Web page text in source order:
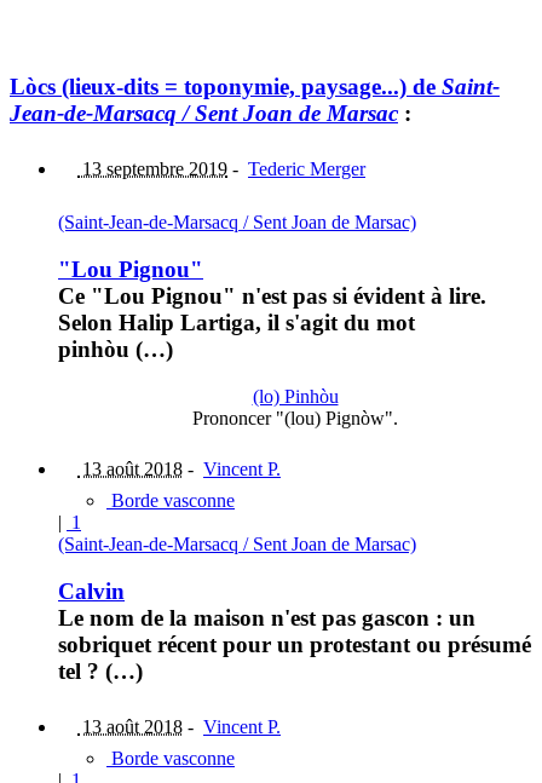
Lòcs (lieux-dits = toponymie, paysage...) de Saint-
Jean-de-Marsacq / Sent Joan de Marsac :
13 septembre 2019 - Tederic Merger
(Saint-Jean-de-Marsacq / Sent Joan de Marsac)
"Lou Pignou"
Ce "Lou Pignou" n'est pas si évident à lire.
Selon Halip Lartiga, il s'agit du mot
pinhòu (…)
(lo) Pinhòu
Prononcer "(lou) Pignòw".
13 août 2018 - Vincent P.
Borde vasconne
| 1
(Saint-Jean-de-Marsacq / Sent Joan de Marsac)
Calvin
Le nom de la maison n'est pas gascon : un
sobriquet récent pour un protestant ou présumé
tel ? (…)
13 août 2018 - Vincent P.
Borde vasconne